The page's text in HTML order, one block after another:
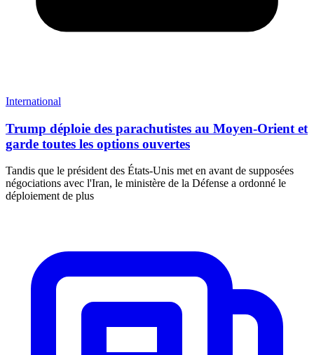
International
Trump déploie des parachutistes au Moyen-Orient et
garde toutes les options ouvertes
Tandis que le président des États-Unis met en avant de supposées
négociations avec l'Iran, le ministère de la Défense a ordonné le
déploiement de plus